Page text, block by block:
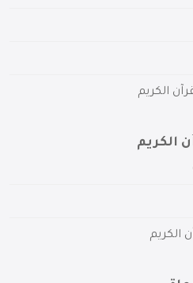
الكريم
الكريم
الكريم